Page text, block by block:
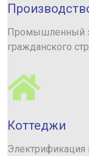
Промышленный
гражданского
Коттеджи